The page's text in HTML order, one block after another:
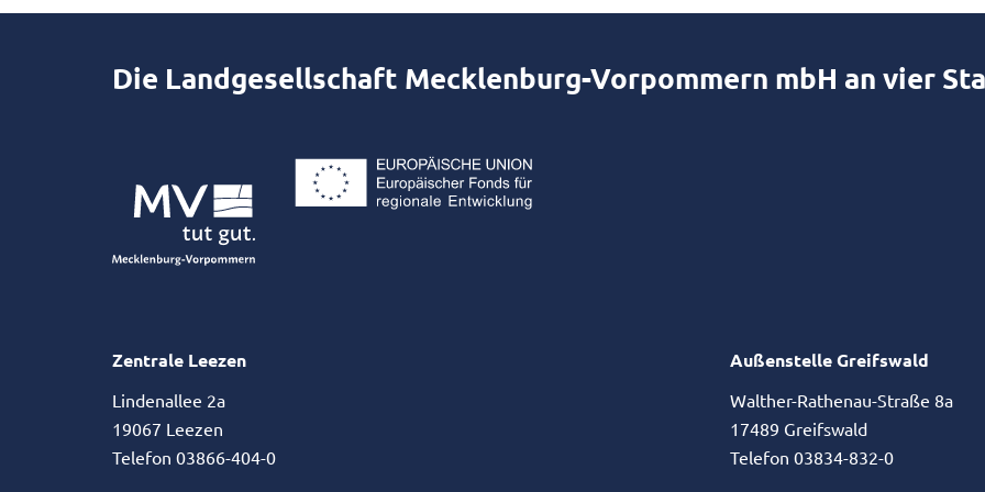
Die Landgesellschaft Mecklenburg-Vorpommern mbH an vier
Zentrale Leezen
Lindenallee 2a
19067 Leezen
Telefon 03866-404-0
Außenstelle Greifswald
Walther-Rathenau-Straße 8a
17489 Greifswald
Telefon 03834-832-0